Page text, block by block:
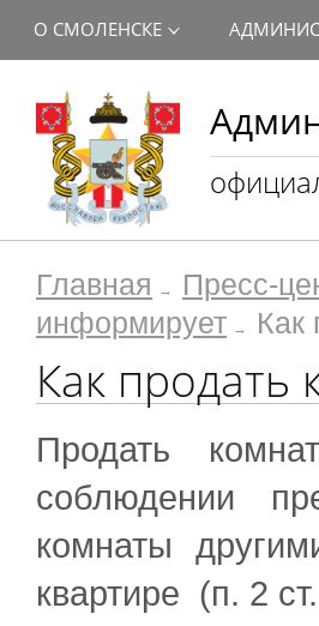
О СМОЛЕНСКЕ
Главная Пресс-
информирует
Как
Как продать
Продать
соблюдении
комнаты
квартире (п. 2